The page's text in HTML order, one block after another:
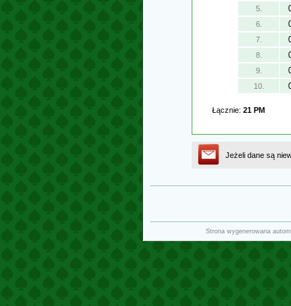
5.
6.
7.
8.
9.
10.
Łącznie: 21 PM
Jeżeli dane są
Strona wygenerowana